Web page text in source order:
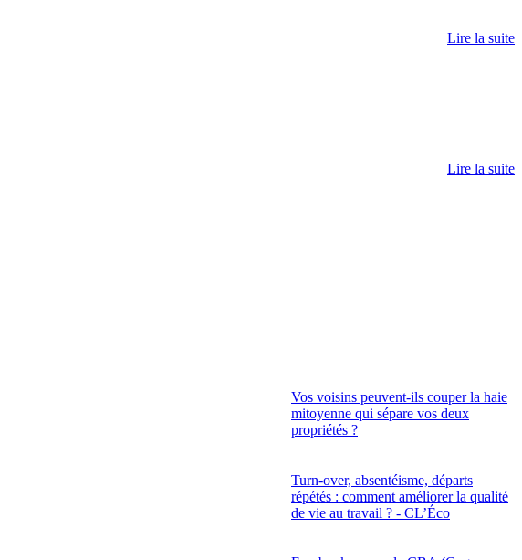
Lire la suite
Lire la suite
Vos voisins peuvent-ils couper la haie
mitoyenne qui sépare vos deux
propriétés ?
Turn-over, absentéisme, départs
répétés : comment améliorer la qualité
de vie au travail ? - CL’Éco